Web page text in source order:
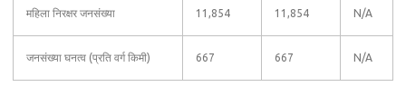
महिला निरक्षर जनसंख्या 11,854 11,854 N/A
जनसंख्या घनत्व (प्रति वर्ग किमी) 667 667 N/A